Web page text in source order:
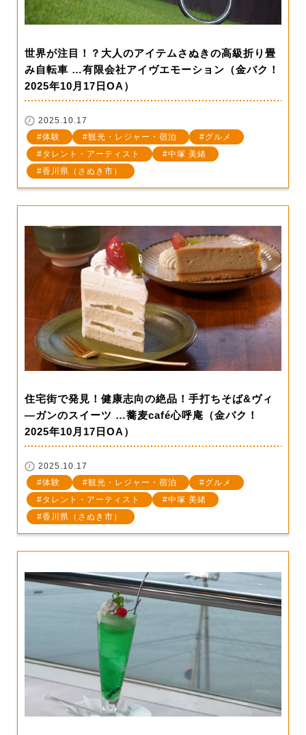
世界が注目！？大人のアイテムさぬきの高級折り畳
み自転車 …有限会社アイヴエモーション（金バク！
2025年10月17日OA）
2025.10.17
体験
観光・レジャー・宿泊
グルメ
タレント・アーティスト
中塚 美緒
香川県（さぬき市）
住宅街で発見！健康志向の絶品！手打ちそば&ヴィ
―ガンのスイーツ …蕎麦café心呼庵（金バク！
2025年10月17日OA）
2025.10.17
体験
観光・レジャー・宿泊
グルメ
タレント・アーティスト
中塚 美緒
香川県（さぬき市）